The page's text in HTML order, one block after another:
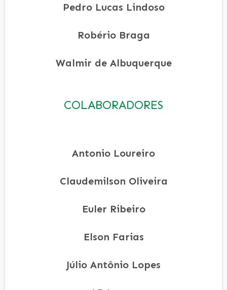
Pedro Lucas Lindoso
Robério Braga
Walmir de Albuquerque
COLABORADORES
Antonio Loureiro
Claudemilson Oliveira
Euler Ribeiro
Elson Farias
Júlio Antônio Lopes